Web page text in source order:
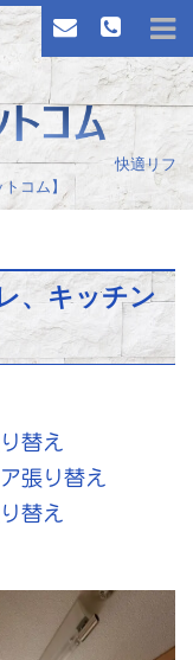
多数！ 快適リフ
コム】
、キッチン
替え
張り替え
替え